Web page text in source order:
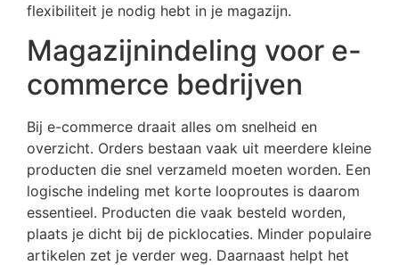
flexibiliteit je nodig hebt in je magazijn.
Magazijnindeling voor e-
commerce bedrijven
Bij e-commerce draait alles om snelheid en
overzicht. Orders bestaan vaak uit meerdere kleine
producten die snel verzameld moeten worden. Een
logische indeling met korte looproutes is daarom
essentieel. Producten die vaak besteld worden,
plaats je dicht bij de picklocaties. Minder populaire
artikelen zet je verder weg. Daarnaast helpt het